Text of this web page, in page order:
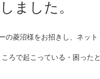
ました。
の菱沼様をお招きし、ネット
ろで起こっている・困ったと